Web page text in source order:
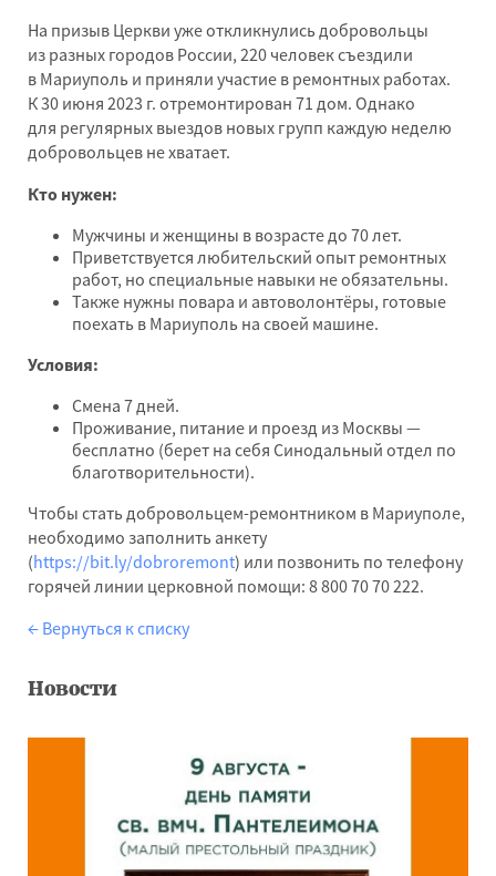
На призыв Церкви уже откликнулись добровольцы
из разных городов России, 220 человек съездили
в Мариуполь и приняли участие в ремонтных работах.
К 30 июня 2023 г. отремонтирован 71 дом. Однако
для регулярных выездов новых групп каждую неделю
добровольцев не хватает.
Кто нужен:
Мужчины и женщины в возрасте до 70 лет.
Приветствуется любительский опыт ремонтных
работ, но специальные навыки не обязательны.
Также нужны повара и автоволонтёры, готовые
поехать в Мариуполь на своей машине.
Условия:
Смена 7 дней.
Проживание, питание и проезд из Москвы —
бесплатно (берет на себя Синодальный отдел по
благотворительности).
Чтобы стать добровольцем-ремонтником в Мариуполе,
необходимо заполнить анкету
(https://bit.ly/dobroremont) или позвонить по телефону
горячей линии церковной помощи: 8 800 70 70 222.
← Вернуться к списку
Новости